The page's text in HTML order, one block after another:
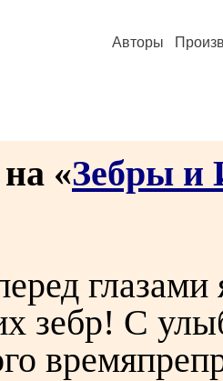
Авторы
«Зебры и
глазами
зебр! С